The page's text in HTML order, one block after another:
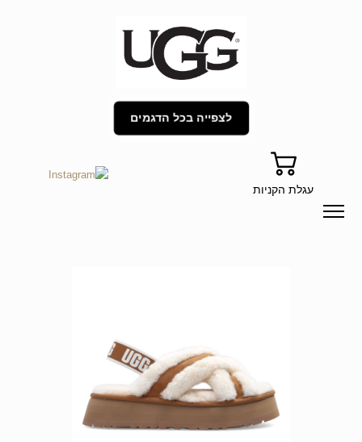
לצפייה בכל הדגמים
עגלת הקניות